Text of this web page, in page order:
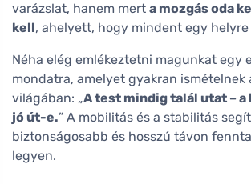
varázslat, hanem mert a mozgás oda
kell, ahelyett, hogy mindent egy
Néha elég emlékeztetni magunkat egy
mondatra, amelyet gyakran ismételnek
világában: „A test mindig talál utat – a
jó út-e.” A mobilitás és a stabilitás
biztonságosabb és hosszú távon
legyen.